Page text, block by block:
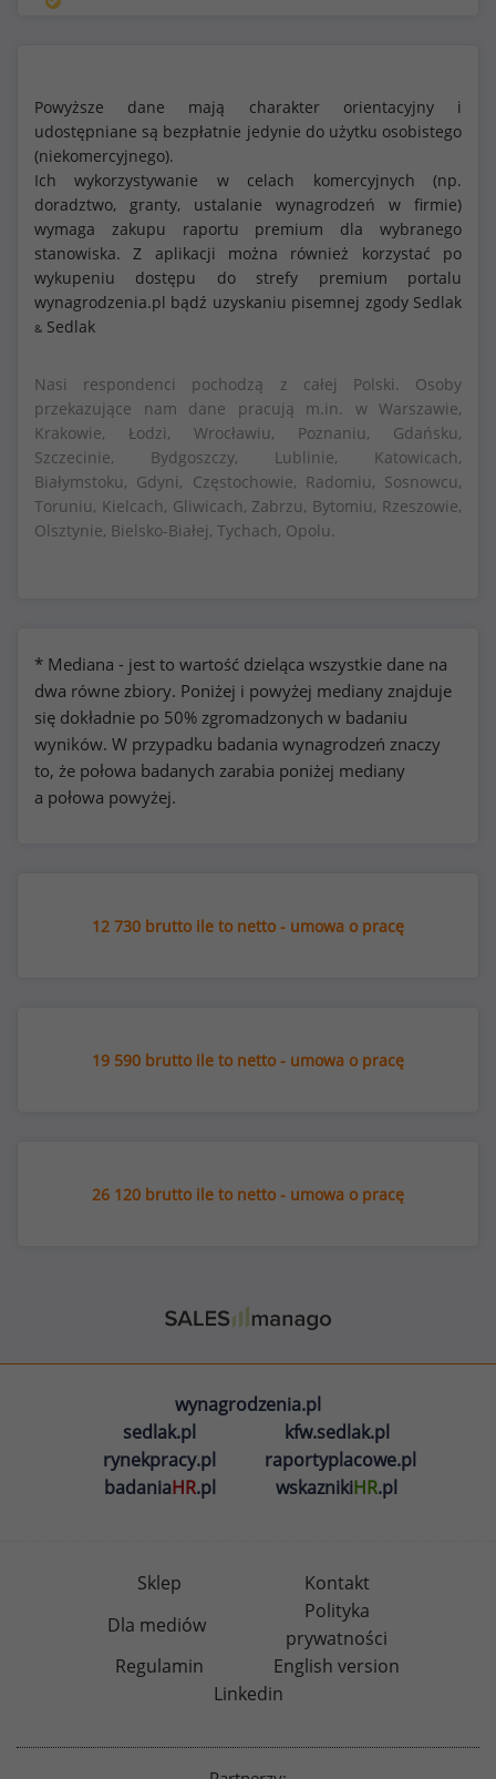
Powyższe dane mają charakter orientacyjny i
udostępniane są bezpłatnie jedynie do użytku osobistego
(niekomercyjnego).
Ich wykorzystywanie w celach komercyjnych (np.
doradztwo, granty, ustalanie wynagrodzeń w firmie)
wymaga zakupu raportu premium dla wybranego
stanowiska. Z aplikacji można również korzystać po
wykupeniu dostępu do strefy premium portalu
wynagrodzenia.pl bądź uzyskaniu pisemnej zgody Sedlak
& Sedlak
Nasi respondenci pochodzą z całej Polski. Osoby
przekazujące nam dane pracują m.in. w Warszawie,
Krakowie, Łodzi, Wrocławiu, Poznaniu, Gdańsku,
Szczecinie, Bydgoszczy, Lublinie, Katowicach,
Białymstoku, Gdyni, Częstochowie, Radomiu, Sosnowcu,
Toruniu, Kielcach, Gliwicach, Zabrzu, Bytomiu, Rzeszowie,
Olsztynie, Bielsko-Białej, Tychach, Opolu.
* Mediana - jest to wartość dzieląca wszystkie dane na
dwa równe zbiory. Poniżej i powyżej mediany znajduje
się dokładnie po 50% zgromadzonych w badaniu
wyników. W przypadku badania wynagrodzeń znaczy
to, że połowa badanych zarabia poniżej mediany
a połowa powyżej.
12 730 brutto ile to netto - umowa o pracę
19 590 brutto ile to netto - umowa o pracę
26 120 brutto ile to netto - umowa o pracę
wynagrodzenia.pl
sedlak.pl
kfw.sedlak.pl
rynekpracy.pl
raportyplacowe.pl
badaniaHR.pl wskaznikiHR.pl
Sklep
Kontakt
Dla mediów
Polityka
prywatności
Regulamin
English version
Linkedin